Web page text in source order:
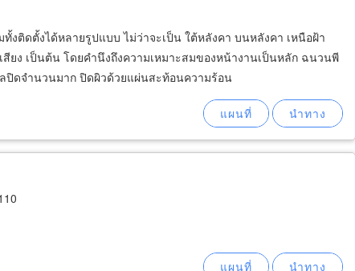
ติดตั้งได้หลายรูปแบบ ไม่ว่าจะเป็น ใต้หลังคา บนหลังคา เหนือฝ้า
ยง เป็นต้น โดยคำนึงถึงความเหมาะสมของหน้างานเป็นหลัก ฉนวนพี
ปิดจำนวนมาก ปิดผิวด้วยแผ่นสะท้อนความร้อน